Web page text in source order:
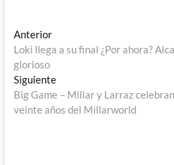
Navegación
de
entradas
AnteriorEntrada
anterior:
Loki llega a su final ¿Por ahora?
glorioso
SiguienteEntrada
siguiente:
Big Game – Millar y Larraz
veinte años del Millarworld